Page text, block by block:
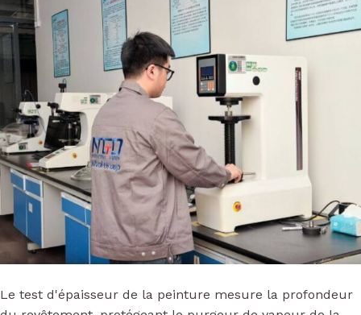
Le test d'épaisseur de la peinture mesure la profondeur